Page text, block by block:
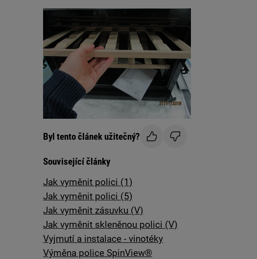
Byl tento článek užitečný?
Související články
Jak vyměnit polici (1)
Jak vyměnit polici (5)
Jak vyměnit zásuvku (V)
Jak vyměnit skleněnou polici (V)
Vyjmutí a instalace - vinotéky
Výměna police SpinView®